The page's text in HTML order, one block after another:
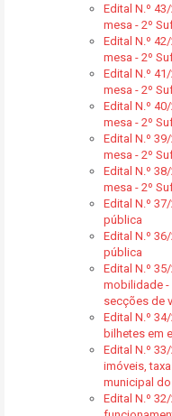
Edital N.º
mesa - 2º
Edital N.º
mesa - 2º
Edital N.º
mesa - 2º
Edital N.º
mesa - 2º
Edital N.º
mesa - 2º
Edital N.º
mesa - 2º
Edital N.º
pública
Edital N.º
pública
Edital N.º
mobilidade -
secções de
Edital N.º
bilhetes em
Edital N.º
imóveis,
municipal
Edital N.º